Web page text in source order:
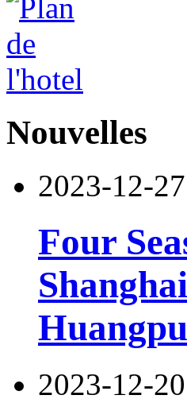
Nouvelles
2023-12-27
Four
2023-12-20